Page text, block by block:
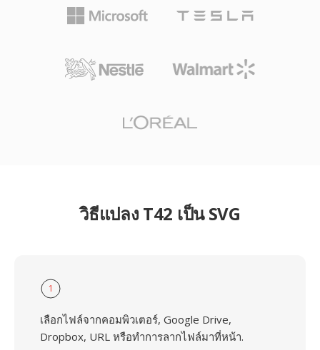
วิธีแปลง T42 เป็น SVG
1
เลือกไฟล์จากคอมพิวเตอร์, Google Drive,
Dropbox, URL หรือทำการลากไฟล์มาที่หน้า.